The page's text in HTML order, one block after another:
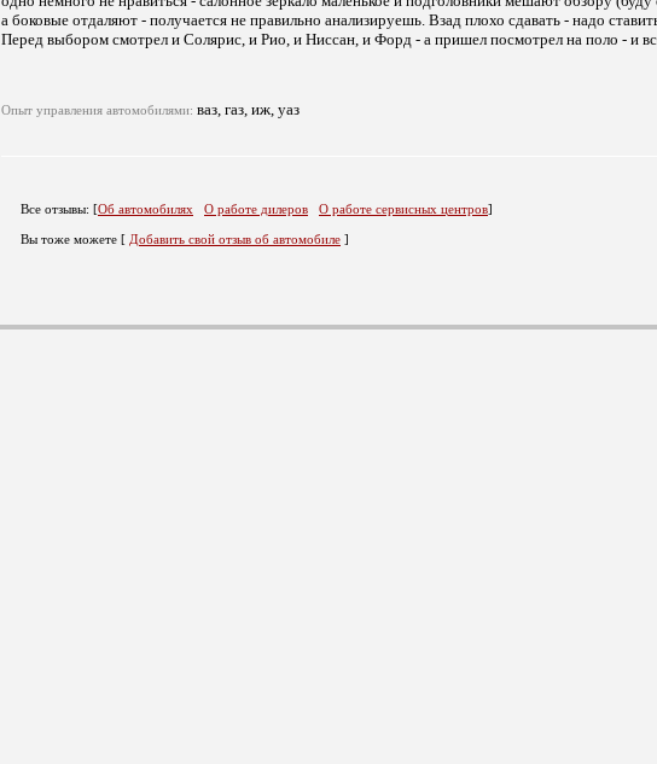
а боковые отдаляют - получается не правильно анализируешь. Взад плохо сдавать - надо
Перед выбором смотрел и Солярис, и Рио, и Ниссан, и Форд - а пришел посмотрел на поло - и
Опыт управления автомобилями: ваз, газ, иж, уаз
Все отзывы: [Об автомобилях О работе дилеров О работе сервисных центров]
Вы тоже можете [ Добавить свой отзыв об автомобиле ]